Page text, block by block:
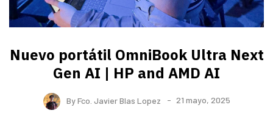
Nuevo portátil OmniBook Ultra ​Next
Gen AI | HP and AMD AI
ByFco. Javier Blas Lopez 21 mayo, 2025